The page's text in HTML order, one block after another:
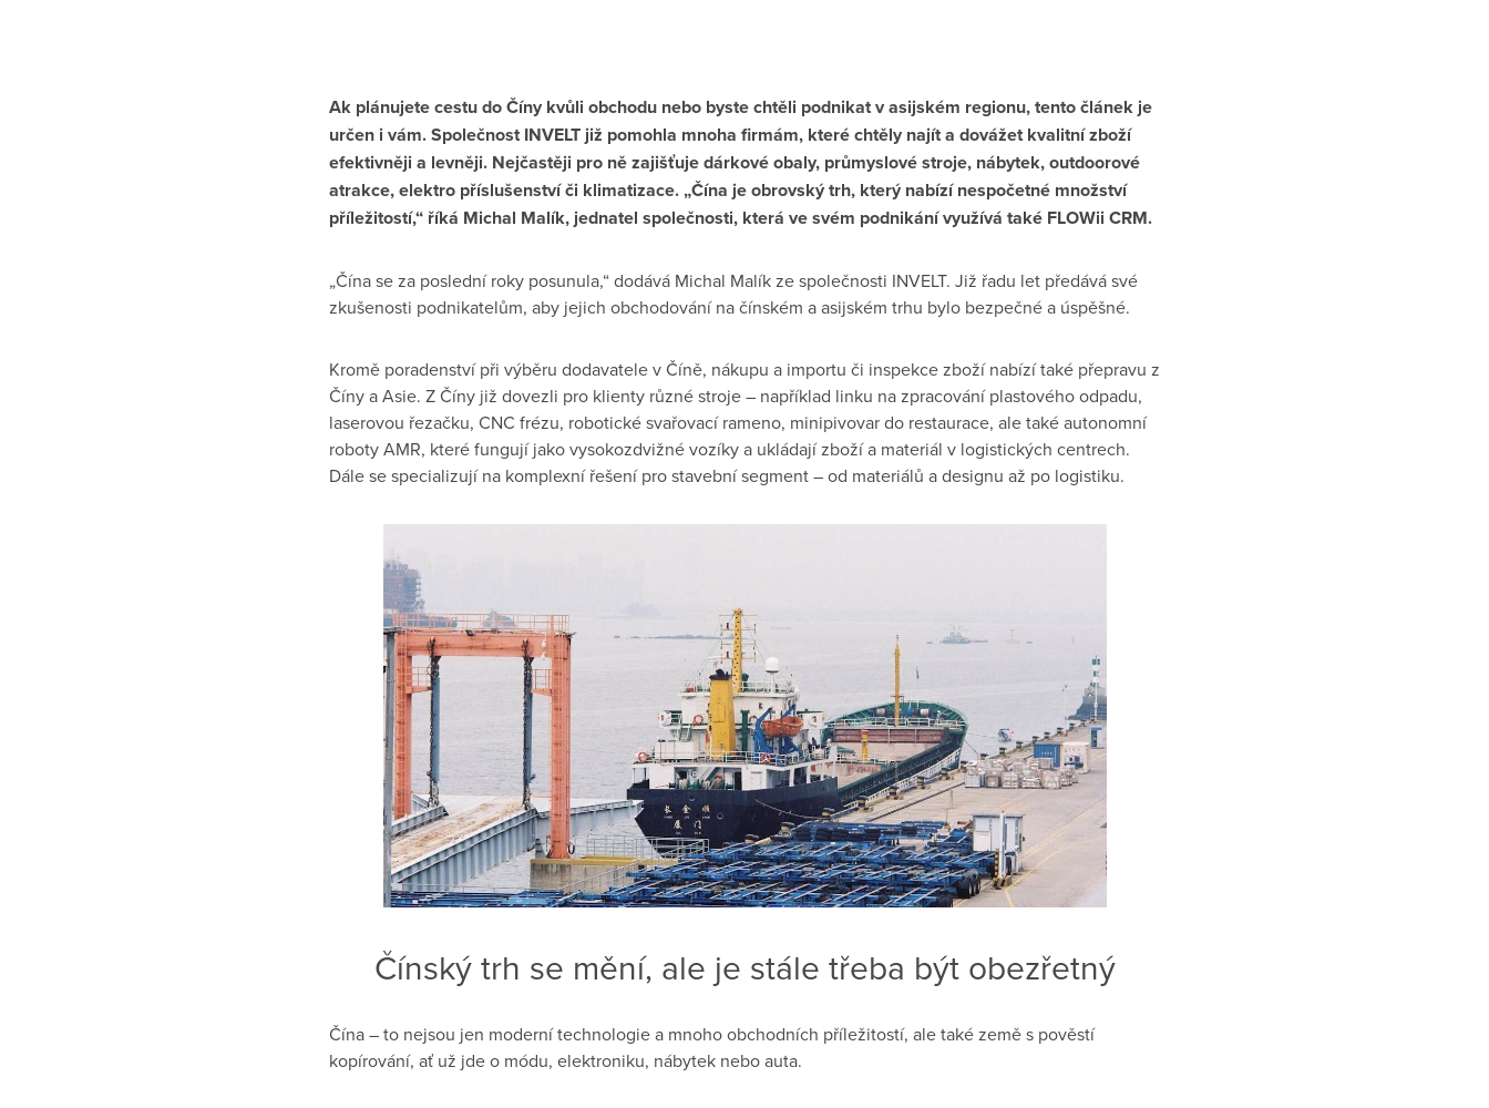
Ak plánujete cestu do Číny kvůli obchodu nebo byste chtěli podnikat v asijském regionu, tento článek je
určen i vám. Společnost INVELT již pomohla mnoha firmám, které chtěly najít a dovážet kvalitní zboží
efektivněji a levněji. Nejčastěji pro ně zajišťuje dárkové obaly, průmyslové stroje, nábytek, outdoorové
atrakce, elektro příslušenství či klimatizace. „Čína je obrovský trh, který nabízí nespočetné množství
příležitostí,“ říká Michal Malík, jednatel společnosti, která ve svém podnikání využívá také FLOWii CRM.
„Čína se za poslední roky posunula,“ dodává Michal Malík ze společnosti INVELT. Již řadu let předává své
zkušenosti podnikatelům, aby jejich obchodování na čínském a asijském trhu bylo bezpečné a úspěšné.
Kromě poradenství při výběru dodavatele v Číně, nákupu a importu či inspekce zboží nabízí také přepravu z
Číny a Asie. Z Číny již dovezli pro klienty různé stroje – například linku na zpracování plastového odpadu,
laserovou řezačku, CNC frézu, robotické svařovací rameno, minipivovar do restaurace, ale také autonomní
roboty AMR, které fungují jako vysokozdvižné vozíky a ukládají zboží a materiál v logistických centrech.
Dále se specializují na komplexní řešení pro stavební segment – od materiálů a designu až po logistiku.
Čínský trh se mění, ale je stále třeba být obezřetný
Čína – to nejsou jen moderní technologie a mnoho obchodních příležitostí, ale také země s pověstí
kopírování, ať už jde o módu, elektroniku, nábytek nebo auta.